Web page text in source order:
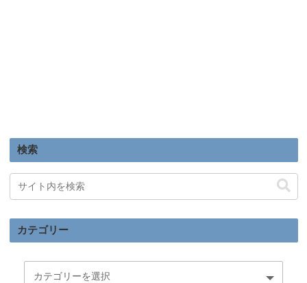
検索
カテゴリー